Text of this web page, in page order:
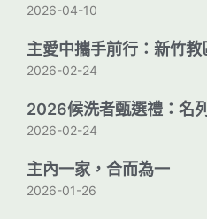
2026-04-10
主愛中攜手前行：新竹
2026-02-24
2026候洗者甄選禮：名
2026-02-24
主內一家，合而為一
2026-01-26